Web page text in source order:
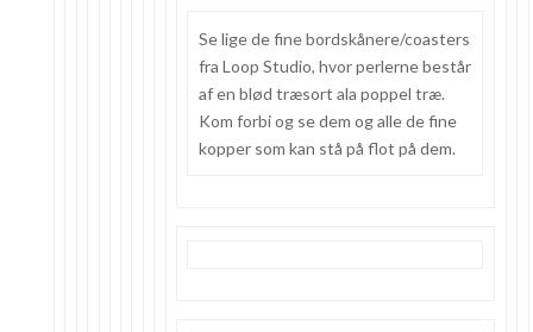
Se lige de fine bordskånere/coasters
fra Loop Studio, hvor perlerne består
af en blød træsort ala poppel træ.
Kom forbi og se dem og alle de fine
kopper som kan stå på flot på dem.